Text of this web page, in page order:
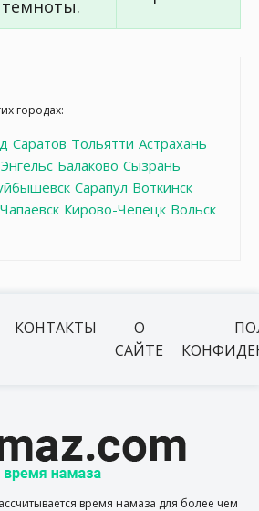
темноты.
городах:
Саратов Тольятти Астрахань
Энгельс Балаково Сызрань
Сарапул Воткинск
Чапаевск Кирово-Чепецк Вольск
КОНТАКТЫ
О
САЙТЕ
время намаза для более чем